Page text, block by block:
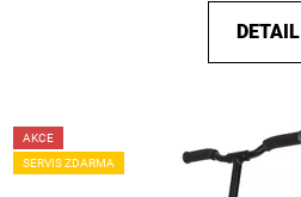
DETAIL
AKCE
SERVIS ZDARMA